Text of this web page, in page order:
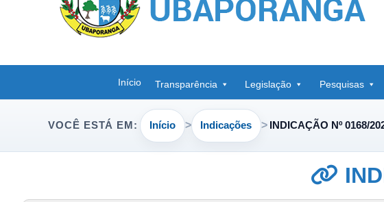
Início Transparência Legislação Pesquisas
VOCÊ ESTÁ EM: Início Indicações INDICAÇÃO Nº 0168/